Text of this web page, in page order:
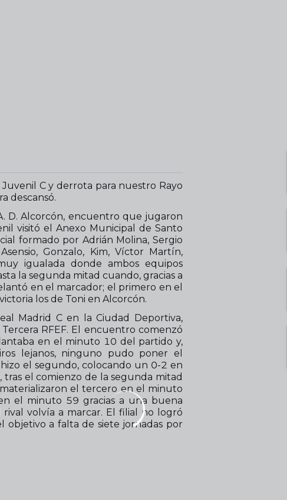
C y derrota para nuestro Rayo
descansó.
D. Alcorcón, encuentro que jugaron
visitó el Anexo Municipal de Santo
formado por Adrián Molina, Sergio
Gonzalo, Kim, Víctor Martín,
igualada donde ambos equipos
la segunda mitad cuando, gracias a
en el marcador; el primero en el
los de Toni en Alcorcón.
Madrid C en la Ciudad Deportiva,
RFEF. El encuentro comenzó
en el minuto 10 del partido y,
lejanos, ninguno pudo poner el
el segundo, colocando un 0-2 en
el comienzo de la segunda mitad
el tercero en el minuto
el minuto 59 gracias a una buena
volvía a marcar. El filial no logró
a falta de siete jornadas por